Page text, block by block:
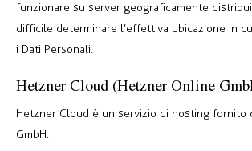
funzionare su server geograficamente
difficile determinare l’effettiva ubicazione in
i Dati Personali.
Hetzner Cloud (Hetzner Online
Hetzner Cloud è un servizio di hosting fornito
GmbH.